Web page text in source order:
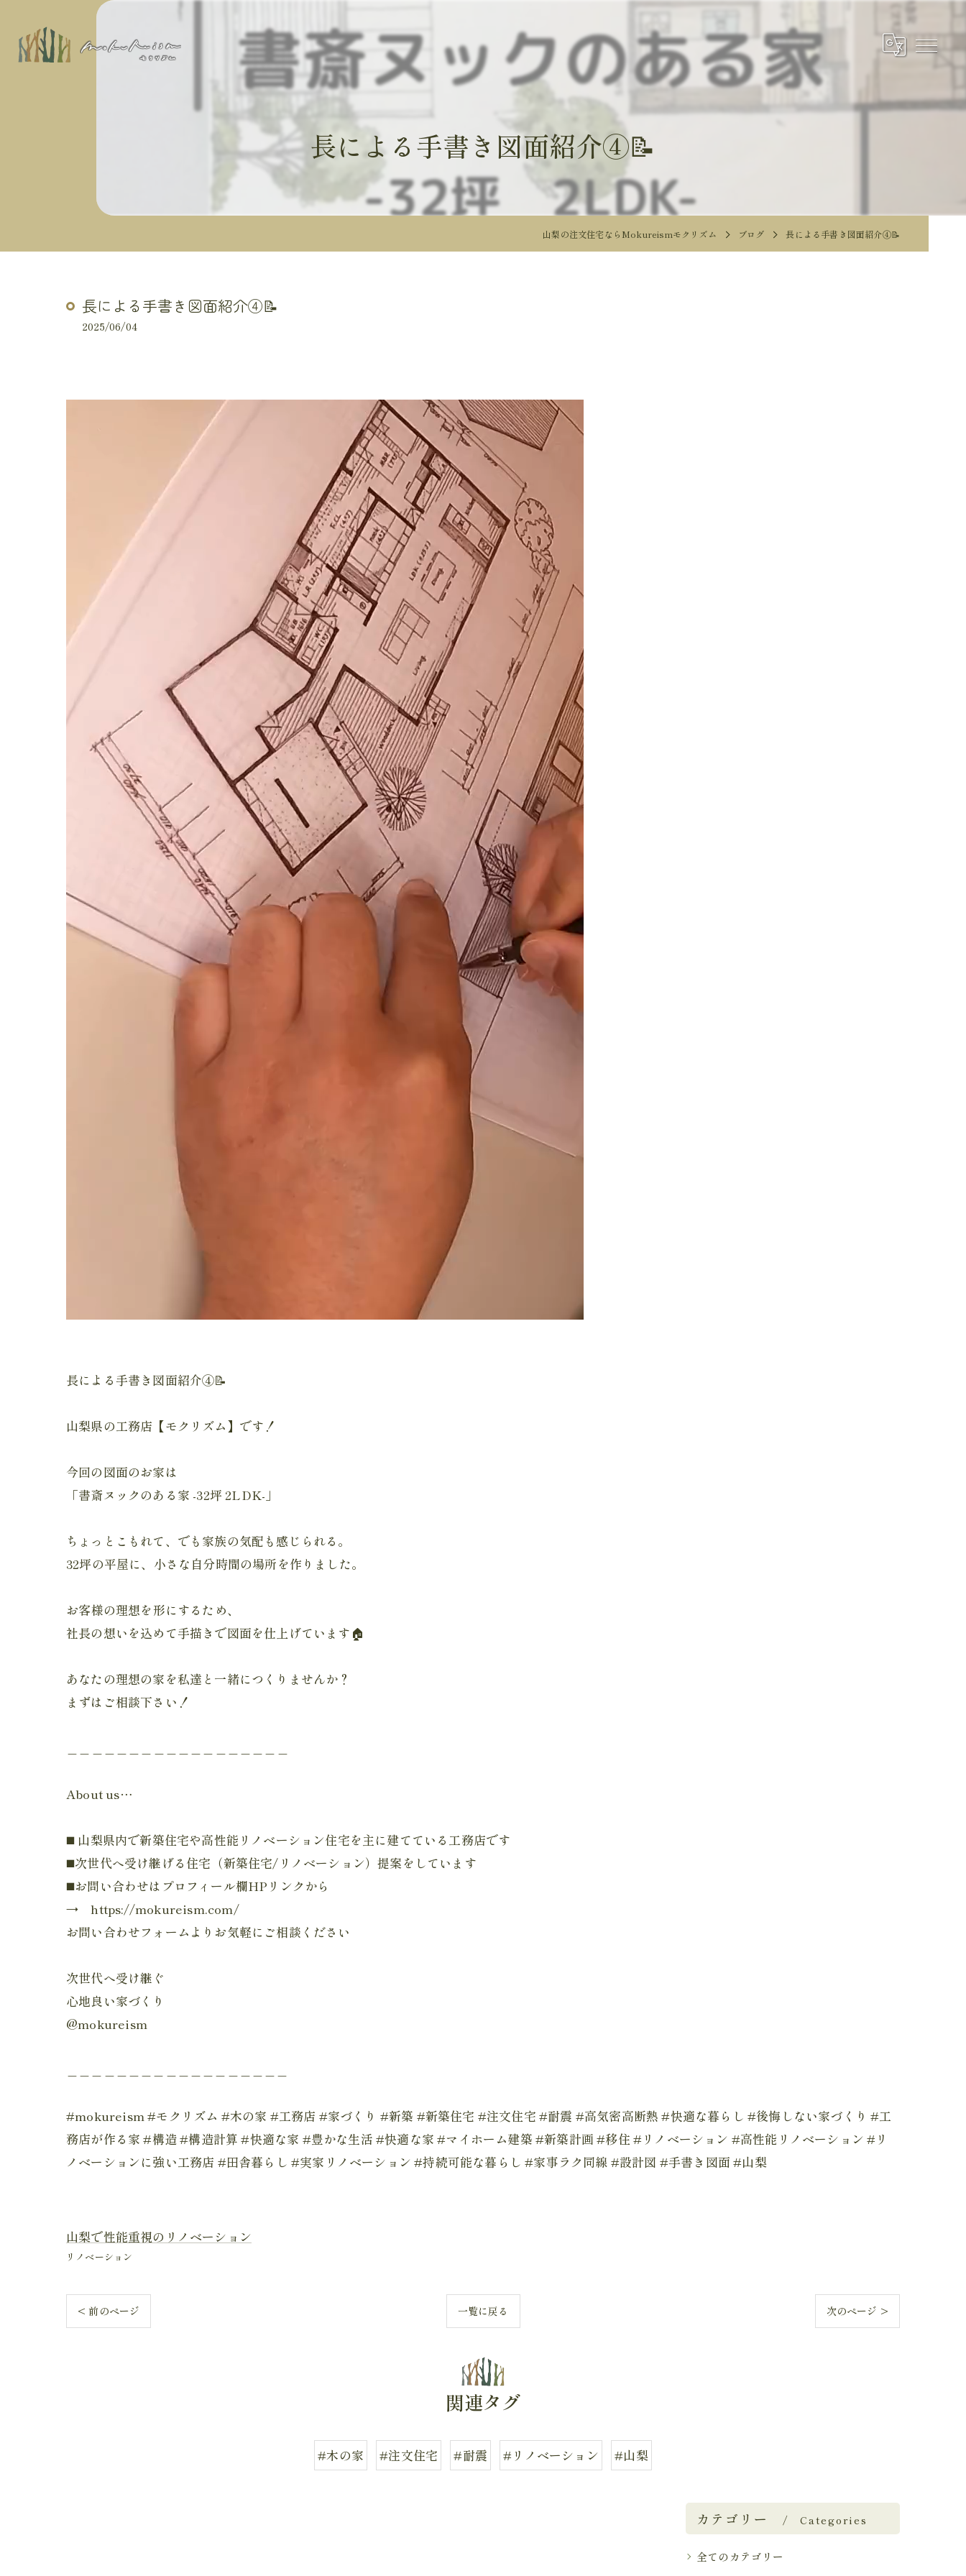
長による手書き図面紹介④📝
山梨の注文住宅ならMokureismモクリズム ブログ 長による手書き図面紹介④📝
長による手書き図面紹介④📝
2025/06/04
長による手書き図面紹介④📝
山梨県の工務店【モクリズム】です！
今回の図面のお家は
「書斎ヌックのある家 -32坪 2LDK-」
ちょっとこもれて、でも家族の気配も感じられる。
32坪の平屋に、小さな自分時間の場所を作りました。
⁡お客様の理想を形にするため、
社長の想いを込めて手描きで図面を仕上げています🏠
あなたの理想の家を私達と一緒につくりませんか？
まずはご相談下さい！
About us…
◼️ 山梨県内で新築住宅や高性能リノベーション住宅を主に建てている工務店です
◼️次世代へ受け継げる住宅（新築住宅/リノベーション）提案をしています
◼️お問い合わせはプロフィール欄HPリンクから
→ https://mokureism.com/
お問い合わせフォームよりお気軽にご相談ください
次世代へ受け継ぐ
心地良い家づくり
@mokureism
#mokureism #モクリズム #木の家 #工務店 #家づくり #新築 #新築住宅 #注文住宅 #耐震 #高気密高断熱 #快適な暮らし #後悔しない家づくり #工
務店が作る家 #構造 #構造計算 #快適な家 #豊かな生活 #快適な家 #マイホーム建築 #新築計画 #移住 #リノベーション #高性能リノベーション #リ
ノベーションに強い工務店 #田舎暮らし #実家リノベーション #持続可能な暮らし #家事ラク同線 #設計図 #手書き図面 #山梨
山梨で性能重視のリノベーション
リノベーション
< 前のページ 一覧に戻る 次のページ >
関連タグ
#木の家 #注文住宅 #耐震 #リノベーション #山梨
カテゴリー Categories
全てのカテゴリー